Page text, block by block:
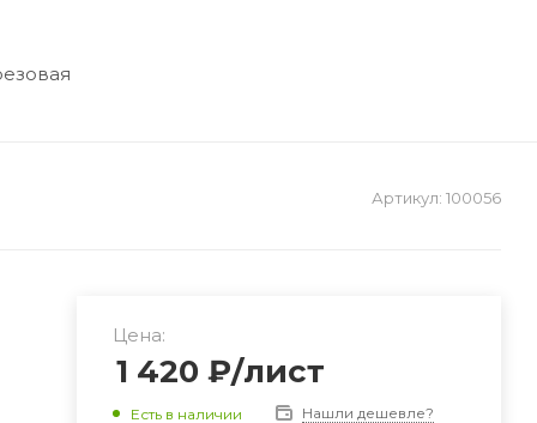
Артикул: 100056
Цена:
1 420 ₽/лист
Есть в наличии Нашли дешевле?